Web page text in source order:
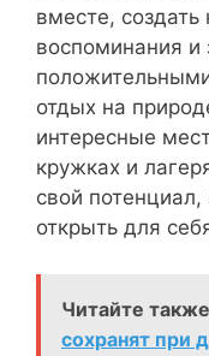
вместе,
воспоминания и
отдых на
интересные
кружках и
свой
открыть для
Читайте
сохранят при